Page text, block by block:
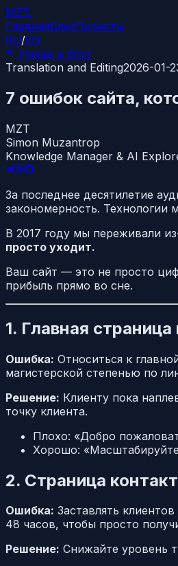
MZT.
ГлавнаяБлогПроекты
RU/EN
Назад в блог
Translation and Editing2026-01-
7 ошибок сайта,
MZT
Simon Muzantrop
Knowledge Manager & AI
За последнее десятилетие
закономерность.
В 2017 году мы переживали
просто уходит.
Ваш сайт — это не просто
прибыль прямо во сне.
1. Главная
Ошибка: Относиться к
магистерской степенью по
Решение: Клиенту пока
точку клиента.
Плохо: «Добро
Хорошо:
2. Страница
Ошибка: Заставлять
48 часов, чтобы просто
Решение: Снижайте уровень